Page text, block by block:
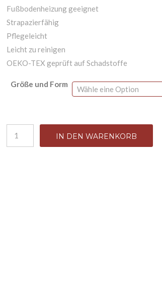
Fußbodenheizung geeignet
Strapazierfähig
Pflegeleicht
Leicht zu reinigen
OEKO-TEX geprüft auf Schadstoffe
Größe und Form
IN DEN WARENKORB